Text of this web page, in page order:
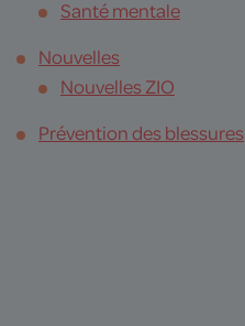
Santé mentale
Nouvelles
Nouvelles ZIO
Prévention des blessures